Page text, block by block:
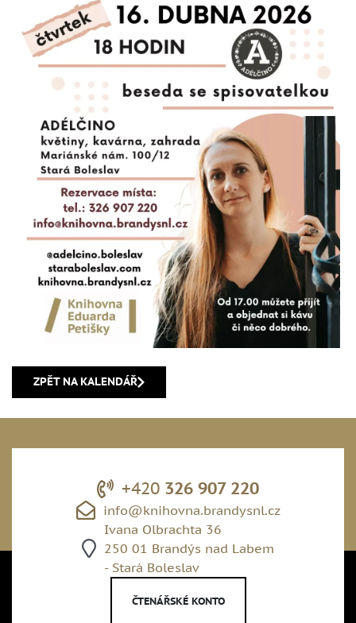
ZPĚT NA KALENDÁŘ
+420 326 907 220
info@knihovna.brandysnl.cz
Ivana Olbrachta 36
250 01 Brandýs nad Labem
- Stará Boleslav
ČTENÁŘSKÉ KONTO